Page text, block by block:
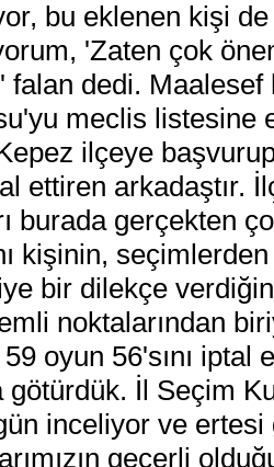
bu eklenen kişi
'Zaten çok
falan dedi.
meclis listesine
ilçeye
ettiren arkadaştır.
burada gerçekten
kişinin,
bir dilekçe
noktalarından
59 oyun 56'sını iptal
İl Seçim
inceliyor ve ertesi
geçerli